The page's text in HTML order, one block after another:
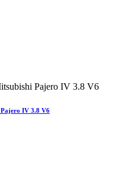
IV 3.8 V6